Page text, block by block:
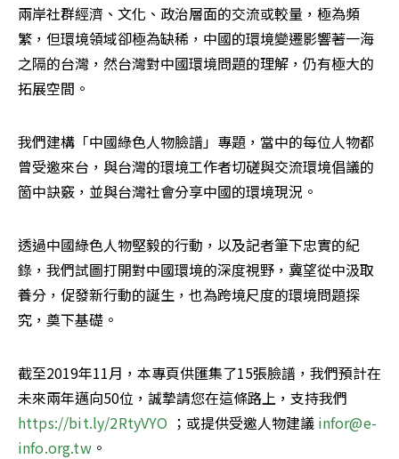
兩岸社群經濟、文化、政治層面的交流或較量，極為頻
繁，但環境領域卻極為缺稀，中國的環境變遷影響著一海
之隔的台灣，然台灣對中國環境問題的理解，仍有極大的
拓展空間。
我們建構「中國綠色人物臉譜」專題，當中的每位人物都
曾受邀來台，與台灣的環境工作者切磋與交流環境倡議的
箇中訣竅，並與台灣社會分享中國的環境現況。
透過中國綠色人物堅毅的行動，以及記者筆下忠實的紀
錄，我們試圖打開對中國環境的深度視野，冀望從中汲取
養分，促發新行動的誕生，也為跨境尺度的環境問題探
究，奠下基礎。
截至2019年11月，本專頁供匯集了15張臉譜，我們預計在
https://bit.ly/2RtyVYO ；或提供受邀人物建議 infor@e-
info.org.tw。